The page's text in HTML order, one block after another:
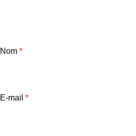
Nom *
E-mail *